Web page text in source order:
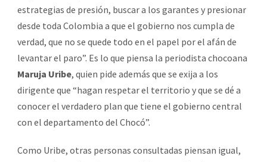
estrategias de presión, buscar a los garantes y presionar
desde toda Colombia a que el gobierno nos cumpla de
verdad, que no se quede todo en el papel por el afán de
levantar el paro”. Es lo que piensa la periodista chocoana
Maruja Uribe, quien pide además que se exija a los
dirigente que “hagan respetar el territorio y que se dé a
conocer el verdadero plan que tiene el gobierno central
con el departamento del Chocó”.
Como Uribe, otras personas consultadas piensan igual,